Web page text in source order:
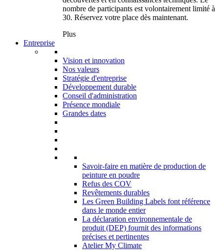
nombre de participants est volontairement limité à
30. Réservez votre place dès maintenant.
Plus
Entreprise
Vision et innovation
Nos valeurs
Stratégie d'entreprise
Développement durable
Conseil d'administration
Présence mondiale
Grandes dates
Savoir-faire en matière de production de
peinture en poudre
Refus des COV
Revêtements durables
Les Green Building Labels font référence
dans le monde entier
La déclaration environnementale de
produit (DEP) fournit des informations
précises et pertinentes
Atelier My Climate